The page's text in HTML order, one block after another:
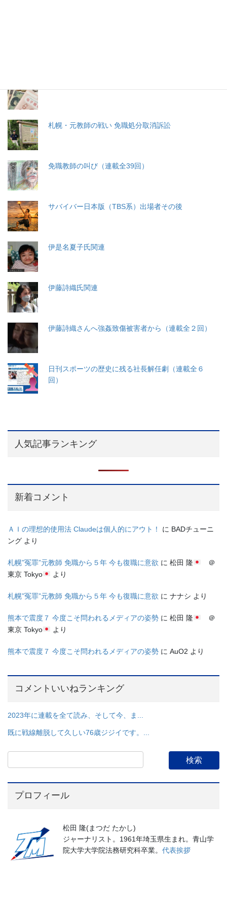
札幌・元教師の戦い 免職処分取消訴訟
免職教師の叫び（連載全39回）
サバイバー日本版（TBS系）出場者その後
伊是名夏子氏関連
伊藤詩織氏関連
伊藤詩織さんへ強姦致傷被害者から（連載全２回）
日刊スポーツの歴史に残る社長解任劇（連載全６
回）
人気記事ランキング
新着コメント
ＡＩの理想的使用法 Claudeは個人的にアウト！ に BADチューニ
ング より
札幌”冤罪”元教師 免職から５年 今も復職に意欲 に 松田 隆
＠
東京 Tokyo
より
札幌”冤罪”元教師 免職から５年 今も復職に意欲 に ナナシ より
熊本で震度７ 今度こそ問われるメディアの姿勢 に 松田 隆
＠
東京 Tokyo
より
熊本で震度７ 今度こそ問われるメディアの姿勢 に AuO2 より
コメントいいねランキング
2023年に連載を全て読み、そして今、ま...
既に戦線離脱して久しい76歳ジジイです。...
プロフィール
松田 隆(まつだ たかし)
ジャーナリスト。1961年埼玉県生まれ。青山学
院大学大学院法務研究科卒業。 代表挨拶